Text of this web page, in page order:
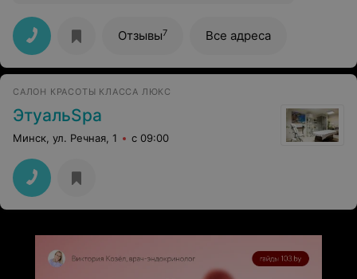
Отзывы7 Все адреса
САЛОН КРАСОТЫ КЛАССА ЛЮКС
ЭтуальSpa
Минск, ул. Речная, 1 с 09:00